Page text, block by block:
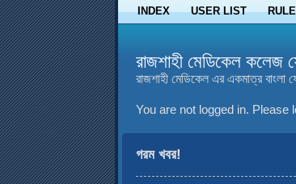
INDEX USER LIST
রাজশাহী মেডিকেল কলেজ
রাজশাহী মেডিকেল এর একমাত্র বাংলা
You are not logged in. Please
গরম খবর!